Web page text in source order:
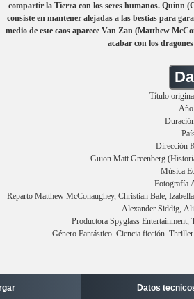
compartir la Tierra con los seres humanos. Quinn
consiste en mantener alejadas a las bestias para
medio de este caos aparece Van Zan (Matthew
acabar con los
Título
Dirección
Guion Matt Greenberg
Música
Fotografía
Reparto Matthew McConaughey, Christian Bale,
Alexander Siddig,
Productora Spyglass Entertainment,
Género Fantástico. Ciencia ficción.
Datos